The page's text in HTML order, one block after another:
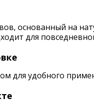
основанный на
для
для удобного